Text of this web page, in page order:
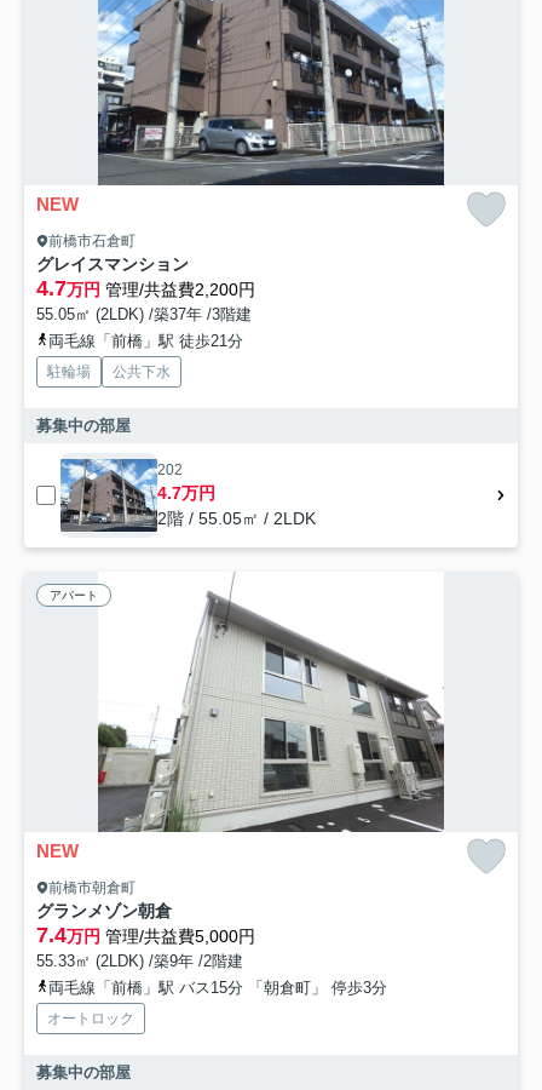
NEW
前橋市石倉町
グレイスマンション
4.7万円 管理/共益費2,200円
55.05㎡ (2LDK) /築37年 /3階建
両毛線「前橋」駅 徒歩21分
駐輪場 公共下水
募集中の部屋
202
4.7万円
2階 / 55.05㎡ / 2LDK
アパート
NEW
前橋市朝倉町
グランメゾン朝倉
7.4万円 管理/共益費5,000円
55.33㎡ (2LDK) /築9年 /2階建
両毛線「前橋」駅 バス15分 「朝倉町」 停歩3分
オートロック
募集中の部屋